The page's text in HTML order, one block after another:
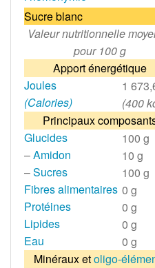
Sucre blanc
Valeur nutritionnelle
pour 100 g
Apport énergétique
Joules
1
(Calories)
(400
Principaux
Glucides
100 g
–Amidon
10 g
–Sucres
100 g
Fibres alimentaires 0 g
Protéines
0 g
Lipides
0 g
Eau
0 g
Minéraux etoligo-